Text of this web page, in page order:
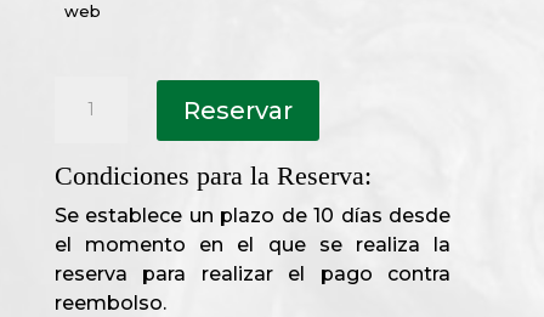
web
Reservar
Condiciones para la Reserva:
Se establece un plazo de 10 días desde
el momento en el que se realiza la
reserva para realizar el pago contra
reembolso.